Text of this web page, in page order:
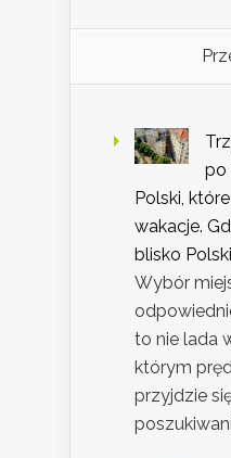
po
Polski,
wakacje.
blisko
Wybór
to nie lada
którym
przyjdzie